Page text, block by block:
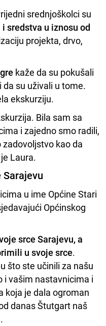
srednjoškolci su
sredstva u iznosu od
projekta, drvo,
kaže da su pokušali
su uživali u tome.
ekskurziju.
Bila sam sa
i zajedno smo radili,
kao da
Laura.
u ime Općine Stari
Općinskog
srce Sarajevu, a
u svoje srce.
što ste učinili za našu
i vašim nastavnicima i
koja je dala ogroman
danas Štutgart naš